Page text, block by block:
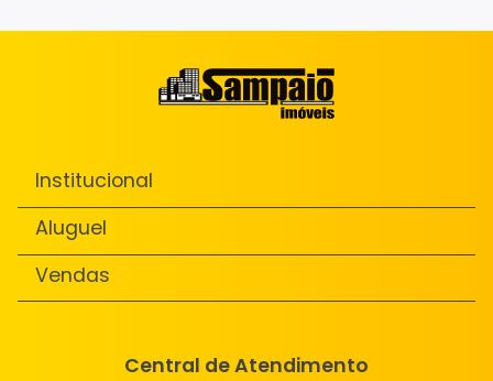
Institucional
Aluguel
Vendas
Central de Atendimento